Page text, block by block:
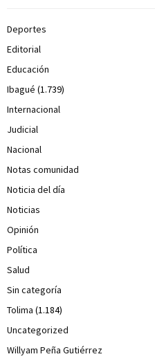
Deportes
Editorial
Educación
Ibagué (1.739)
Internacional
Judicial
Nacional
Notas comunidad
Noticia del día
Noticias
Opinión
Política
Salud
Sin categoría
Tolima (1.184)
Uncategorized
Willyam Peña Gutiérrez